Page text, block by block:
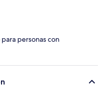
personas con